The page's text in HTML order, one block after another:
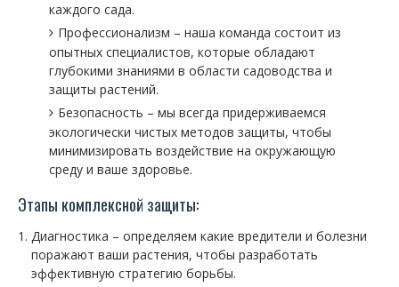
каждого сада.
Профессионализм – наша команда состоит из
опытных специалистов, которые обладают
глубокими знаниями в области садоводства и
защиты растений.
Безопасность – мы всегда придерживаемся
экологически чистых методов защиты, чтобы
минимизировать воздействие на окружающую
среду и ваше здоровье.
Этапы комплексной защиты:
Диагностика – определяем какие вредители и болезни
поражают ваши растения, чтобы разработать
эффективную стратегию борьбы.